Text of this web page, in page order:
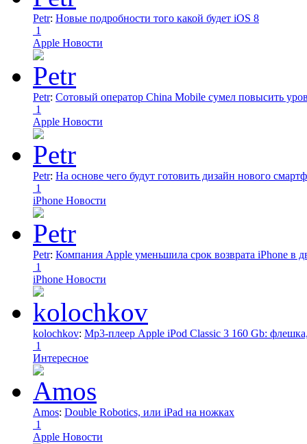
Petr: Новые подробности того какой будет iOS 8
1
Apple Новости
Petr: Сотовый оператор China Mobile сумел повысить
1
Apple Новости
Petr: На основе чего будут готовить дизайн нового
1
iPhone Новости
Petr: Компания Apple уменьшила срок возврата iPhone в
1
iPhone Новости
kolochkov: Mp3-плеер Apple iPod Classic 3 160 Gb:
1
Интересное
Amos: Double Robotics, или iPad на ножках
1
Apple Новости